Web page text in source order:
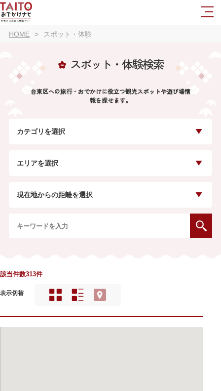
HOME スポット・体験
スポット・体験検索
台東区への旅行・おでかけに役立つ観光スポットや遊び場情
報を探せます。
カテゴリを選択
エリアを選択
現在地からの距離を選択
該当件数313件
表示切替